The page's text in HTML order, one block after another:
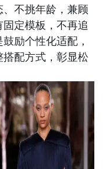
不挑年龄，兼顾
定模板，不再追
励个性化适配，
配方式，彰显松